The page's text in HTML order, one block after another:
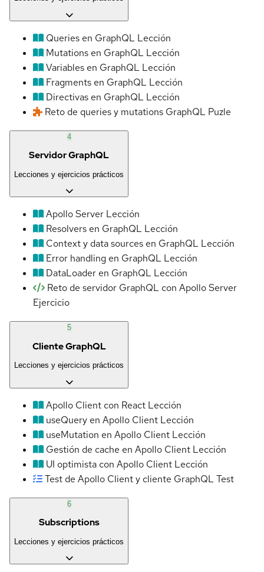
Queries en GraphQL Lección
Mutations en GraphQL Lección
Variables en GraphQL Lección
Fragments en GraphQL Lección
Directivas en GraphQL Lección
Reto de queries y mutations GraphQL Puzle
4
Servidor GraphQL
Lecciones y ejercicios prácticos
Apollo Server Lección
Resolvers en GraphQL Lección
Context y data sources en GraphQL Lección
Error handling en GraphQL Lección
DataLoader en GraphQL Lección
Reto de servidor GraphQL con Apollo Server
Ejercicio
5
Cliente GraphQL
Lecciones y ejercicios prácticos
Apollo Client con React Lección
useQuery en Apollo Client Lección
useMutation en Apollo Client Lección
Gestión de cache en Apollo Client Lección
UI optimista con Apollo Client Lección
Test de Apollo Client y cliente GraphQL Test
6
Subscriptions
Lecciones y ejercicios prácticos